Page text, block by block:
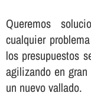
Queremos
cualquier
los presupuestos
agilizando en
un nuevo vallado.